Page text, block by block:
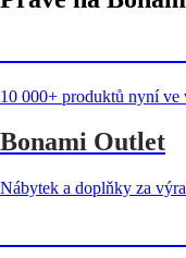
10 000+ produktů nyní ve
Bonami Outlet
Nábytek a doplňky za